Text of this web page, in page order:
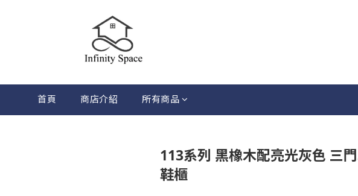
首頁 商店介紹 所有商品
113系列 黑橡木配亮光灰色 三
鞋櫃